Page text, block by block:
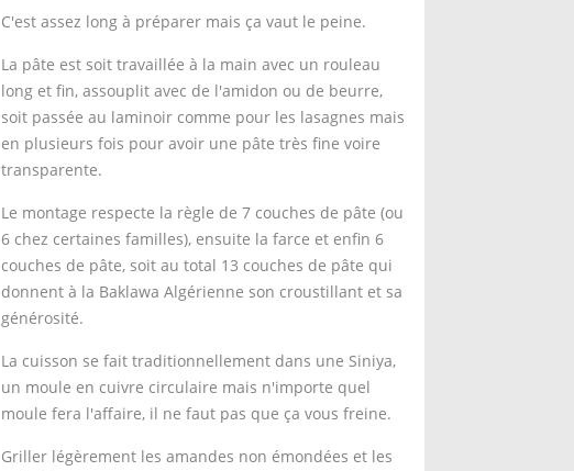
C'est assez long à préparer mais ça vaut le peine.
La pâte est soit travaillée à la main avec un rouleau
long et fin, assouplit avec de l'amidon ou de beurre,
soit passée au laminoir comme pour les lasagnes mais
en plusieurs fois pour avoir une pâte très fine voire
transparente.
Le montage respecte la règle de 7 couches de pâte (ou
6 chez certaines familles), ensuite la farce et enfin 6
couches de pâte, soit au total 13 couches de pâte qui
donnent à la Baklawa Algérienne son croustillant et sa
générosité.
La cuisson se fait traditionnellement dans une Siniya,
un moule en cuivre circulaire mais n'importe quel
moule fera l'affaire, il ne faut pas que ça vous freine.
Griller légèrement les amandes non émondées et les